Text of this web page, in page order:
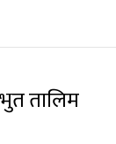
तालिम